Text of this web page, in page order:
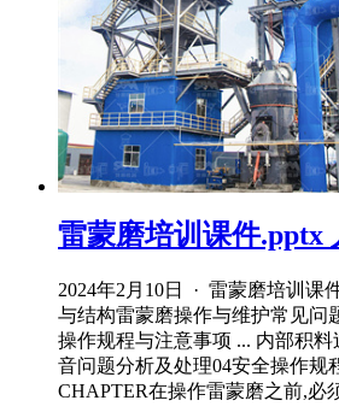
雷蒙磨培训课件.pptx
2024年2月10日 · 雷蒙磨培训课
与结构雷蒙磨操作与维护常见问
操作规程与注意事项 ... 内部积
音问题分析及处理04安全操作规
CHAPTER在操作雷蒙磨之前,必